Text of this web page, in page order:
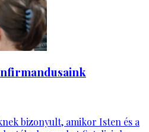
bizonyult, amikor Isten és a